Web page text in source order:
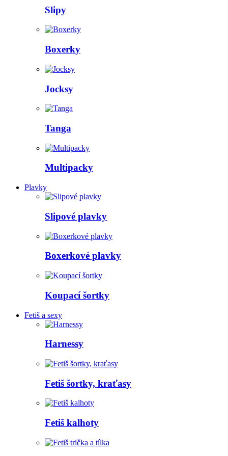
Slipy
Boxerky
Jocksy
Tanga
Multipacky
Plavky
Slipové plavky
Boxerkové plavky
Koupací šortky
Fetiš a sexy
Harnessy
Fetiš šortky, kraťasy
Fetiš kalhoty